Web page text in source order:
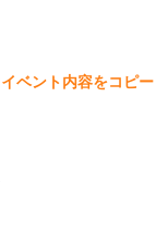
イベント内容をコピ